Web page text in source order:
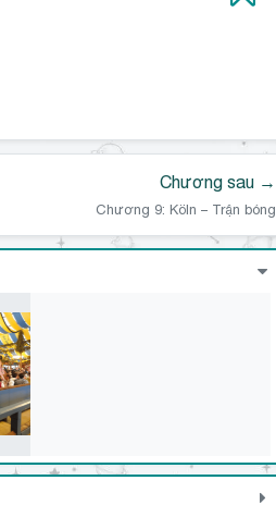
Chương sau →
Chương 9: Köln – Trận bóng